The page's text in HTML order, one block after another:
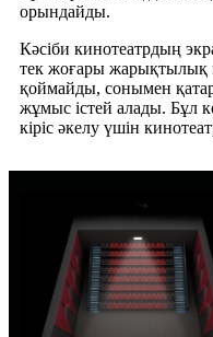
орындайды.
Кәсіби кинотеатрдың
тек жоғары жарықтылық
қоймайды, сонымен
жұмыс істей алады. Бұл
кіріс әкелу үшін